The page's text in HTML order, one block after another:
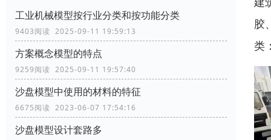
工业机械模型按行业分类和按功能分类
9403阅读 2025-09-11 19:59:13
方案概念模型的特点
9259阅读 2025-09-11 19:57:40
沙盘模型中使用的材料的特征
6675阅读 2023-06-07 17:54:16
沙盘模型设计套路多
胶
类